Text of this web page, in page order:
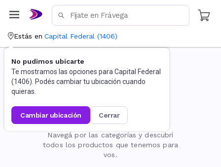
Estás en Capital Federal (1406)
No pudimos ubicarte
Te mostramos las opciones para Capital Federal
(1406). Podés cambiar tu ubicación cuando
quieras.
cambiar ubicación cerrar
La página no existe
Navegá por las categorías y descubrí
todos los productos que tenemos para
vos.